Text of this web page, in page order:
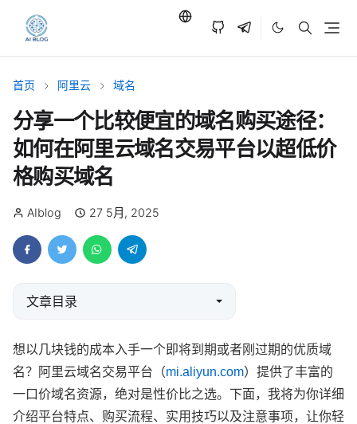
首页 阿里云 域名
分享一个比较便宜的域名购买途径：
如何在阿里云域名交易平台以超低价
格购买域名
AIblog 27 5月, 2025
文章目录
想以几块钱的成本入手一个即将到期或者刚过期的优质域
名？阿里云域名交易平台（mi.aliyun.com）提供了丰富的
一口价域名资源，绝对是性价比之选。下面，我将为你详细
介绍平台特点、购买流程、实用技巧以及注意事项，让你轻